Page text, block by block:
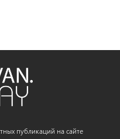
публикаций на сайте